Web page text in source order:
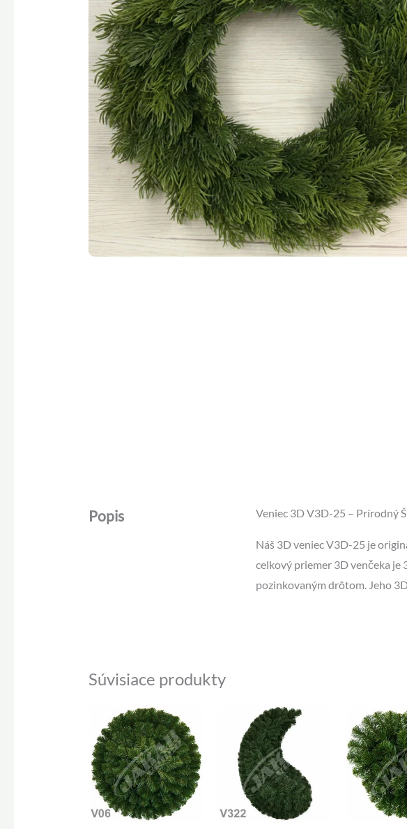
Popis Veniec 3D V3D-25 – Prírodný
Náš 3D veniec V3D-25 je
celkový priemer 3D venčeka je
pozinkovaným drôtom. Jeho
Súvisiace produkty